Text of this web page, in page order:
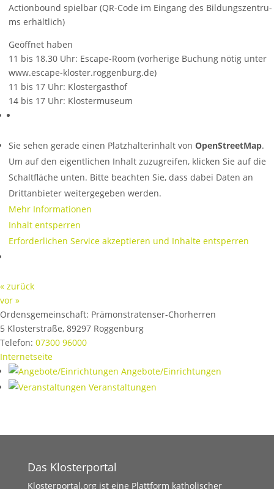
Ac­ti­o­nbo­und spielb­ar (QR-Code im Eingang des Bil­dungs­ze­n­tr­u­
ms erhäl­t­l­ich)
Geöff­net haben
11 bis 18.30 Uhr: Escape-Room (vorherige Buc­hung nötig unter
www.escape-kl­ost­er.rogg­enburg.de)
11 bis 17 Uhr: Kl­ost­erga­sthof
14 bis 17 Uhr: Kl­ost­ermuse­um
Sie sehen gerade einen Platzhalterinhalt von OpenStreetMap.
Um auf den eigentlichen Inhalt zuzugreifen, klicken Sie auf die
Schaltfläche unten. Bitte beachten Sie, dass dabei Daten an
Drittanbieter weitergegeben werden.
Mehr Informationen
Inhalt entsperren
Erforderlichen Service akzeptieren und Inhalte entsperren
« zurück
vor »
Ordensgemeinschaft: Prämonstratenser-Chorherren
5 Klosterstraße, 89297 Roggenburg
Telefon: 07300 96000
Internetseite
Angebote/Einrichtungen
Veranstaltungen
Das Klosterportal
Klosterportal.org ist eine Plattform katholischer